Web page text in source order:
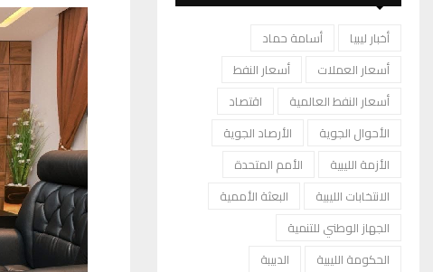
أخبار ليبيا
أسامة حماد
أسعار العملات
أسعار النفط
أسعار النفط العالمية
اقتصاد
الأحوال الجوية
الأرصاد الجوية
الأزمة الليبية
الأمم المتحدة
الانتخابات الليبية
البعثة الأممية
الجهاز الوطني للتنمية
الحكومة الليبية
الدبيبة